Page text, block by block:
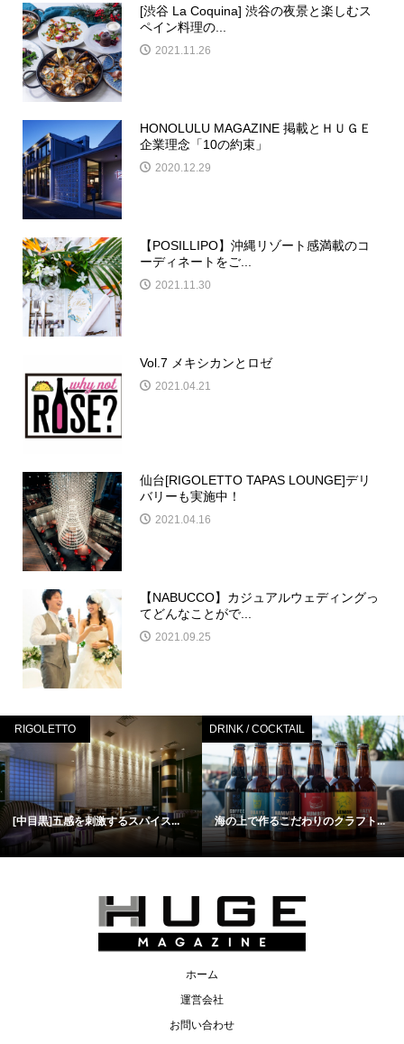
[渋谷 La Coquina] 渋谷の夜景と楽しむス
ペイン料理の...
2021.11.26
HONOLULU MAGAZINE 掲載とＨＵＧＥ
企業理念「10の約束」
2020.12.29
【POSILLIPO】沖縄リゾート感満載のコ
ーディネートをご...
2021.11.30
Vol.7 メキシカンとロゼ
2021.04.21
仙台[RIGOLETTO TAPAS LOUNGE]デリ
バリーも実施中！
2021.04.16
【NABUCCO】カジュアルウェディングっ
てどんなことがで...
2021.09.25
RIGOLETTO
[中目黒]五感を刺激するスパイス...
DRINK / COCKTAIL
海の上で作るこだわりのクラフト...
ホーム
運営会社
お問い合わせ